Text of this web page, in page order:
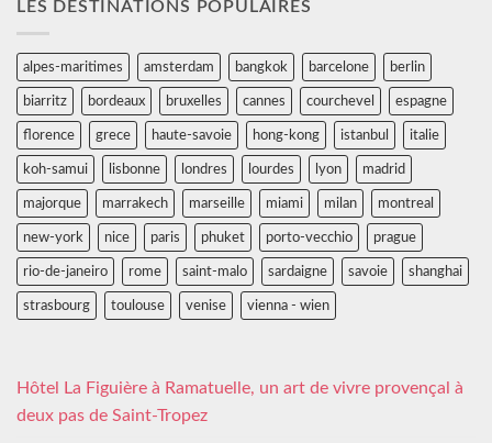
LES DESTINATIONS POPULAIRES
alpes-maritimes amsterdam bangkok barcelone berlin
biarritz bordeaux bruxelles cannes courchevel espagne
florence grece haute-savoie hong-kong istanbul italie
koh-samui lisbonne londres lourdes lyon madrid
majorque marrakech marseille miami milan montreal
new-york nice paris phuket porto-vecchio prague
rio-de-janeiro rome saint-malo sardaigne savoie shanghai
strasbourg toulouse venise vienna - wien
Hôtel La Figuière à Ramatuelle, un art de vivre provençal à
deux pas de Saint-Tropez